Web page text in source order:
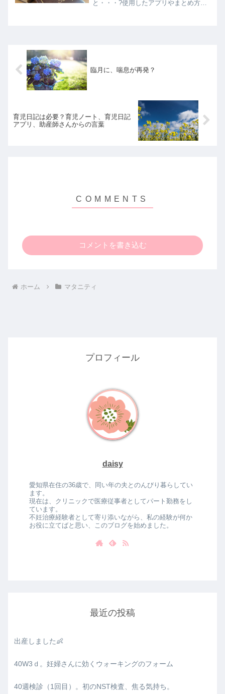
と・・・?使用したアプリやまとめ方、
臨月に、喘息が再発？
育児日記は必要？育児ノート、育児日記
アプリ、助産師さんからの言葉
コメントを書き込む
ホーム マタニティ
プロフィール
daisy
愛知県在住の36歳で、同い年の夫とのんびり暮らしてい
ます。
現在は、クリニックで医療従事者としてパート勤務をし
ています。
不妊治療経験者として寄り添いながら、私の経験が何か
お役に立てばと思い、このブログを始めました。
最近の投稿
出産しました👶
40W3ｄ。妊婦さんに効くウォーキングのフォーム
40週検診（1回目）。初のNST検査、焦る気持ち。